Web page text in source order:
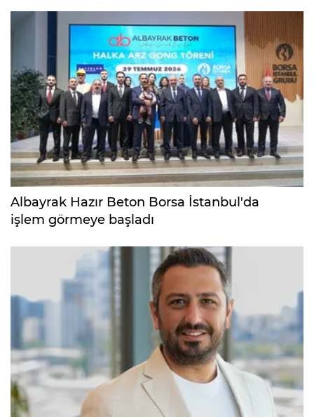
Albayrak Hazır Beton Borsa İstanbul'da
işlem görmeye başladı